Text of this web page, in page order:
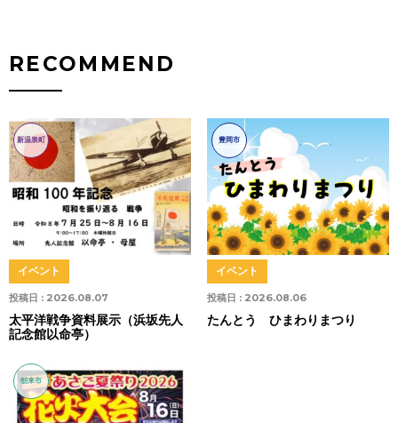
RECOMMEND
新温泉町
投稿日 : 2026.08.07
イベント
太平洋戦争資料展示（浜坂先人
記念館以命亭）
豊岡市
投稿日 : 2026.08.06
イベント
たんとう ひまわりまつり
朝来市